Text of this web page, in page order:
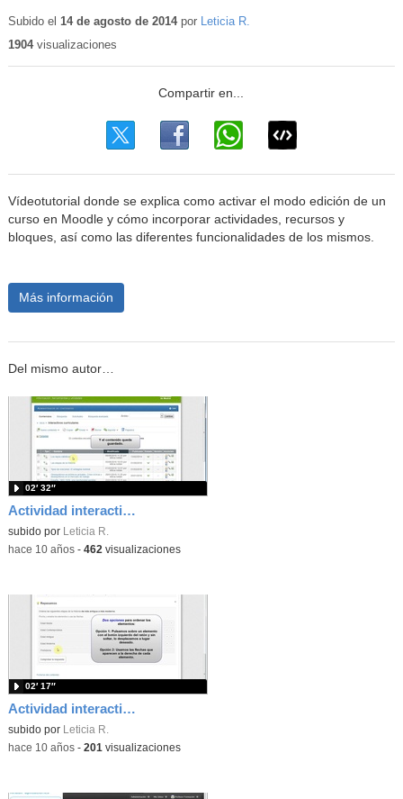
Subido el 14 de agosto de 2014por Leticia R.
1904visualizaciones
Vídeotutorial donde se explica como activar el modo edición de un
curso en Moodle y cómo incorporar actividades, recursos y
bloques, así como las diferentes funcionalidades de los mismos.
Más información
Del mismo autor…
Actividad interactiva: Completar huecos escribiendo
subido por Leticia R.
02′ 32″
-hace 10 años- 462 visualizaciones
Actividad interactiva: Lista desordenada
subido por Leticia R.
02′ 17″
-hace 10 años- 201 visualizaciones